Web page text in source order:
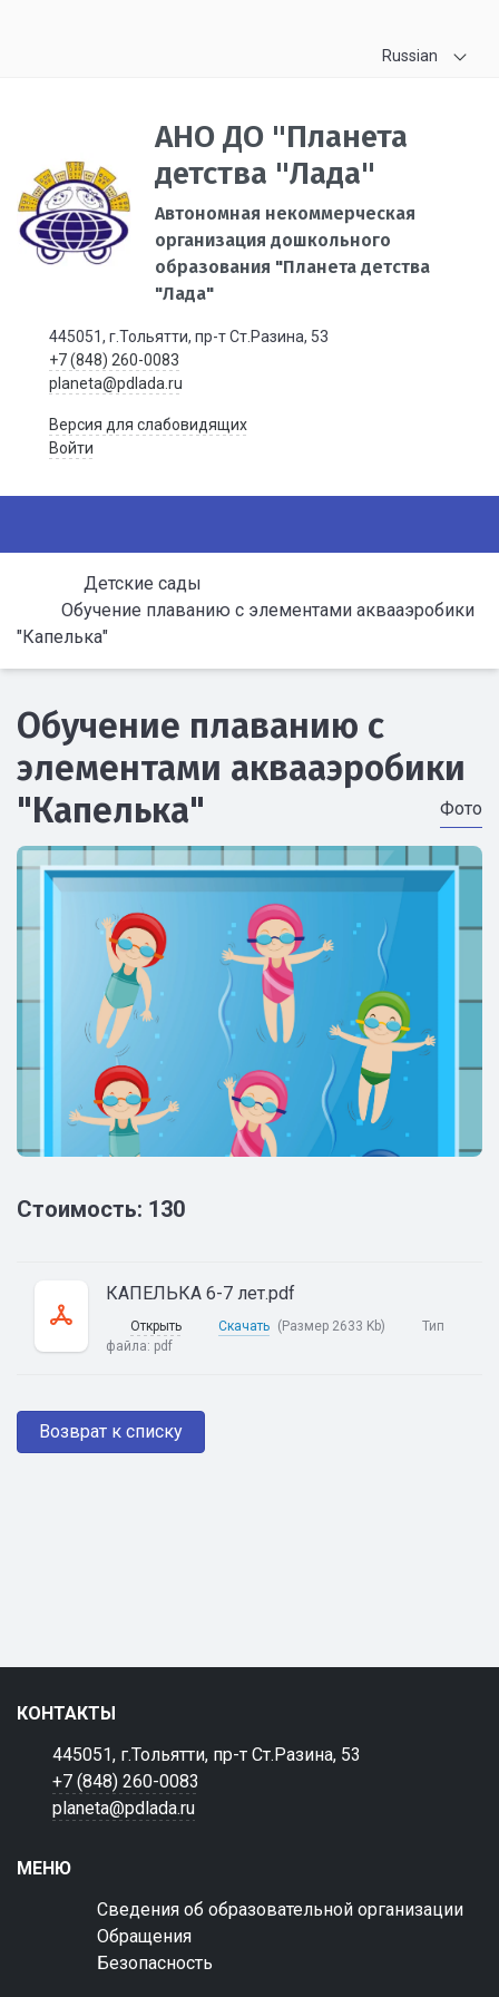
Russian
АНО ДО "Планета
детства "Лада"
Автономная некоммерческая
организация дошкольного
образования "Планета детства
"Лада"
445051, г.Тольятти, пр-т Ст.Разина, 53
+7 (848) 260-0083
planeta@pdlada.ru
Версия для слабовидящих
Войти
Детские сады
Обучение плаванию с элементами аквааэробики
"Капелька"
Обучение плаванию с
элементами аквааэробики
"Капелька"
Фото
Стоимость: 130
КАПЕЛЬКА 6-7 лет.pdf
Открыть Скачать (Размер 2633 Kb)
Тип
файла: pdf
Возврат к списку
КОНТАКТЫ
445051, г.Тольятти, пр-т Ст.Разина, 53
+7 (848) 260-0083
planeta@pdlada.ru
МЕНЮ
Сведения об образовательной организации
Обращения
Безопасность